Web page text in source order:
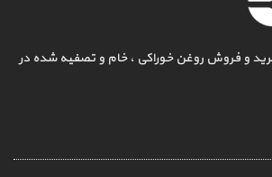
و فروش روغن خوراکی ، خام و تصفیه شده در